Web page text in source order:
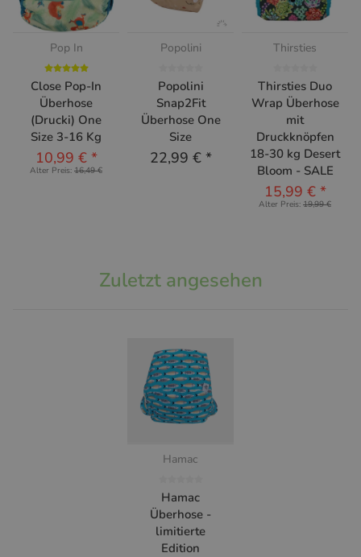
Pop In
Close Pop-In
Überhose
(Drucki) One
Size 3-16 Kg
10,99 € *
Alter Preis: 16,49 €
Popolini
Popolini
Snap2Fit
Überhose One
Size
22,99 € *
Thirsties
Thirsties Duo
Wrap Überhose
mit
Druckknöpfen
18-30 kg Desert
Bloom - SALE
15,99 € *
Alter Preis: 19,99 €
Zuletzt angesehen
Hamac
Hamac
Überhose -
limitierte
Edition